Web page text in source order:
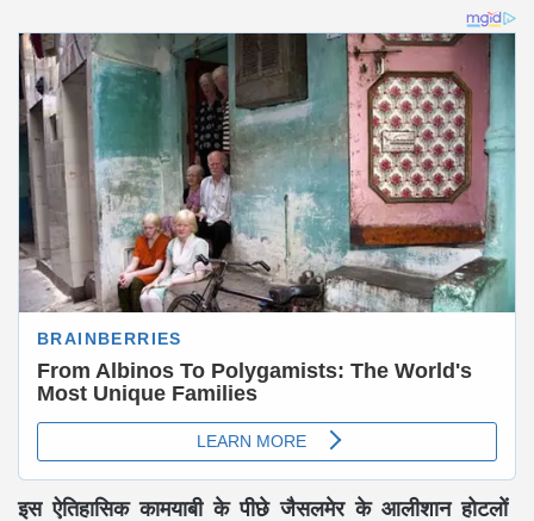
इस ऐतिहासिक कामयाबी के पीछे जैसलमेर के आलीशान होटलों